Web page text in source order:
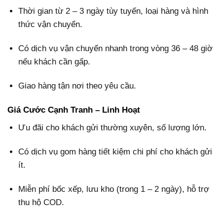
Thời gian từ 2 – 3 ngày tùy tuyến, loại hàng và hình
thức vận chuyển.
Có dịch vụ vận chuyển nhanh trong vòng 36 – 48 giờ
nếu khách cần gấp.
Giao hàng tận nơi theo yêu cầu.
Giá Cước Cạnh Tranh – Linh Hoạt
Ưu đãi cho khách gửi thường xuyên, số lượng lớn.
Có dịch vụ gom hàng tiết kiệm chi phí cho khách gửi
ít.
Miễn phí bốc xếp, lưu kho (trong 1 – 2 ngày), hỗ trợ
thu hộ COD.